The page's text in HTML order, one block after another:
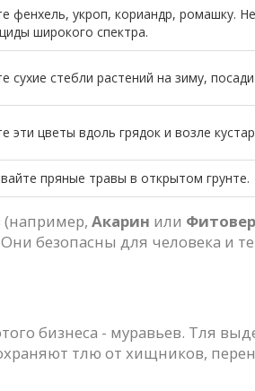
фенхель, укроп, кориандр, ромашку.
широкого спектра.
сухие стебли растений на зиму,
эти цветы вдоль грядок и возле
пряные травы в открытом грунте.
(например, Акарин или
безопасны для человека и
бизнеса - муравьев. Тля
тлю от хищников,